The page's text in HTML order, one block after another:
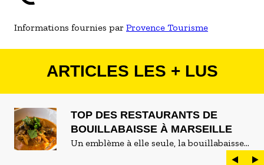
Informations fournies par Provence Tourisme
ARTICLES LES + LUS
TOP DES RESTAURANTS DE
BOUILLABAISSE À MARSEILLE
Un emblème à elle seule, la bouillabaisse
est LE plat marseillais par excellence. On